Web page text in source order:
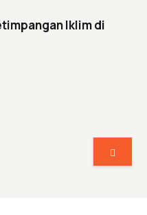
Iklim di